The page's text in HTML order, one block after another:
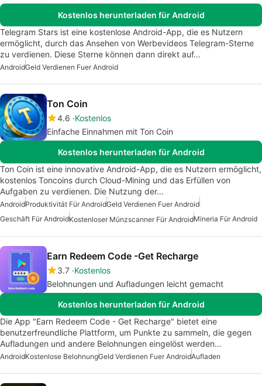
Kostenlos herunterladen für Android
Telegram Stars ist eine kostenlose Android-App, die es Nutzern
ermöglicht, durch das Ansehen von Werbevideos Telegram-Sterne
zu verdienen. Diese Sterne können dann direkt auf…
AndroidGeld Verdienen Fuer Android
Ton Coin
4.6 Kostenlos
Einfache Einnahmen mit Ton Coin
Kostenlos herunterladen für Android
Ton Coin ist eine innovative Android-App, die es Nutzern ermöglicht,
kostenlos Toncoins durch Cloud-Mining und das Erfüllen von
Aufgaben zu verdienen. Die Nutzung der…
AndroidProduktivität Für AndroidGeld Verdienen Fuer Android
Geschäft Für AndroidKostenloser Münzscanner Für AndroidMineria Für Android
Earn Redeem Code -Get Recharge
3.7 Kostenlos
Belohnungen und Aufladungen leicht gemacht
Kostenlos herunterladen für Android
Die App "Earn Redeem Code - Get Recharge" bietet eine
benutzerfreundliche Plattform, um Punkte zu sammeln, die gegen
Aufladungen und andere Belohnungen eingelöst werden…
AndroidKostenlose BelohnungGeld Verdienen Fuer AndroidAufladen